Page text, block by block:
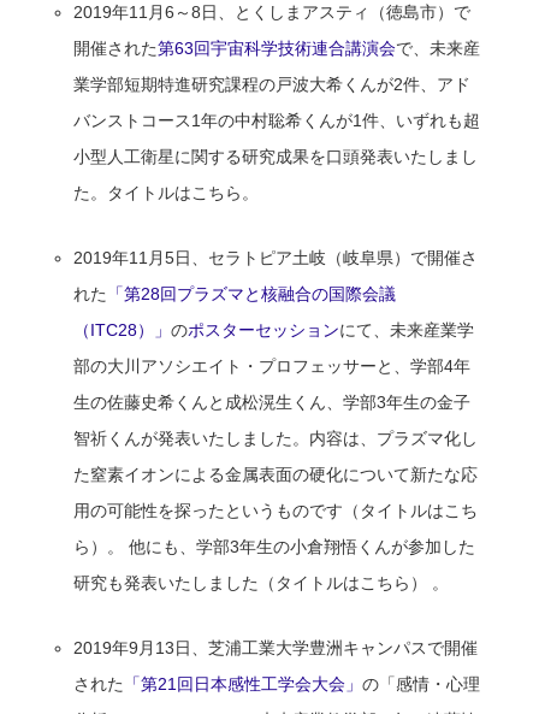
2019年11月6～8日、とくしまアスティ（徳島市）で
開催された第63回宇宙科学技術連合講演会で、未来産
業学部短期特進研究課程の戸波大希くんが2件、アド
バンストコース1年の中村聡希くんが1件、いずれも超
小型人工衛星に関する研究成果を口頭発表いたしまし
た。タイトルはこちら。
2019年11月5日、セラトピア土岐（岐阜県）で開催さ
れた
「第28回プラズマと核融合の国際会議
（ITC28）」のポスターセッションにて、未来産業学
部の大川アソシエイト・プロフェッサーと、学部4年
生の佐藤史希くんと成松滉生くん、学部3年生の金子
智祈くんが発表いたしました。内容は、プラズマ化し
た窒素イオンによる金属表面の硬化について新たな応
用の可能性を探ったというものです（タイトルはこち
ら）。 他にも、学部3年生の小倉翔悟くんが参加した
研究も発表いたしました（タイトルはこちら） 。
2019年9月13日、芝浦工業大学豊洲キャンパスで開催
された
「第21回日本感性工学会大会」の「感情・心理